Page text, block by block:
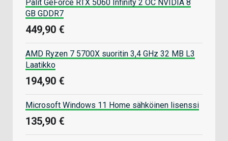
Palit GeForce RTX 5060 Infinity 2 OC NVIDIA 8
GB GDDR7
449,90 €
AMD Ryzen 7 5700X suoritin 3,4 GHz 32 MB L3
Laatikko
194,90 €
Microsoft Windows 11 Home sähköinen lisenssi
135,90 €